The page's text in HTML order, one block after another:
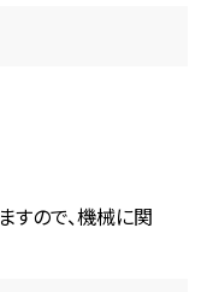
ので、機械に関